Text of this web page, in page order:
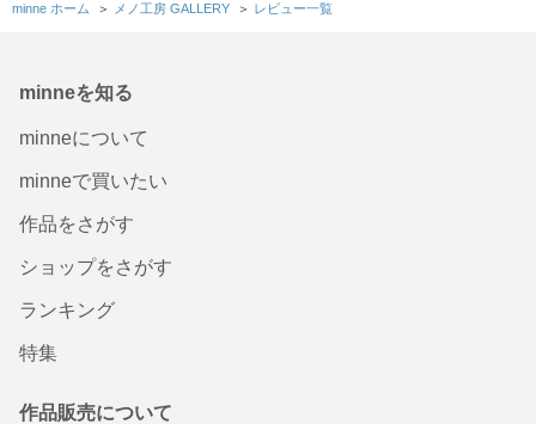
minne ホーム ＞ メノ工房 GALLERY ＞ レビュー一覧
minneを知る
minneについて
minneで買いたい
作品をさがす
ショップをさがす
ランキング
特集
作品販売について